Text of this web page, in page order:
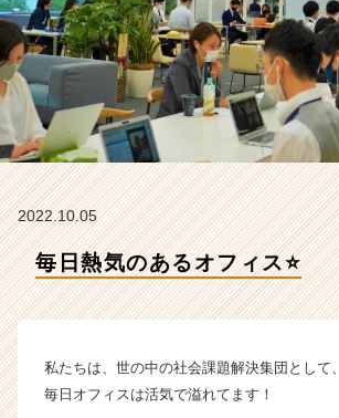
e
a
m
の
タ
ベ
ー・
長
2022.10.05
毎日熱気のあるオフィス⭐️
私たちは、世の中の社会課題解決集団として、
毎日オフィスは活気で溢れてます！